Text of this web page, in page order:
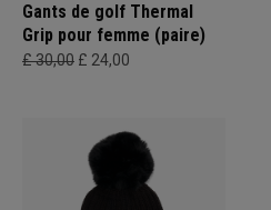
Gants de golf Thermal
Grip pour femme (paire)
£ 30,00 £ 24,00